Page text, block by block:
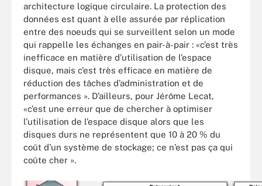
architecture logique circulaire. La protection des
données est quant à elle assurée par réplication
entre des noeuds qui se surveillent selon un mode
qui rappelle les échanges en pair-à-pair : «c’est très
inefficace en matière d’utilisation de l’espace
disque, mais c’est très efficace en matière de
réduction des tâches d’administration et de
performances ». D’ailleurs, pour Jérôme Lecat,
«c’est une erreur que de chercher à optimiser
l’utilisation de l’espace disque alors que les
disques durs ne représentent que 10 à 20 % du
coût d’un système de stockage; ce n’est pas ça qui
coûte cher ».